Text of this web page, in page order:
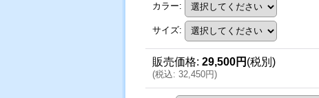
カラー:
サイズ:
販売価格: 29,500円 (税別)
(税込: 32,450円)